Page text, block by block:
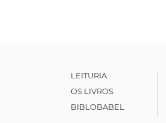
LEITURIA
OS LIVROS
BIBLOBABEL